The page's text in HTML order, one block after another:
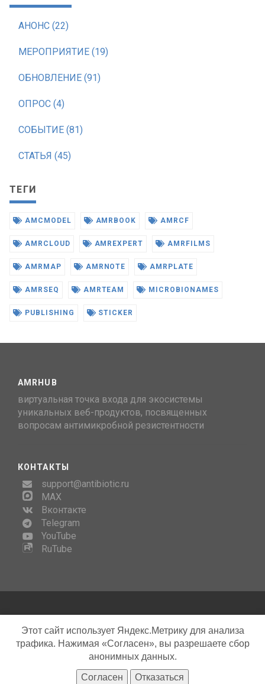
АНОНС (22)
МЕРОПРИЯТИЕ (19)
ОБНОВЛЕНИЕ (91)
ОПРОС (4)
СОБЫТИЕ (81)
СТАТЬЯ (45)
ТЕГИ
AMCMODEL AMRBOOK AMRCF
AMRCLOUD AMREXPERT AMRFILMS
AMRMAP AMRNOTE AMRPLATE
AMRSEQ AMRTEAM MICROBIONAMES
PUBLISHING STICKER
AMRHUB
виртуальная точка входа для экосистемы
уникальных веб-продуктов, посвященных
вопросам антимикробной резистентности
КОНТАКТЫ
support@antibiotic.ru
MAX
Вконтакте
Telegram
YouTube
RuTube
Этот сайт использует Яндекс.Метрику для анализа
трафика. Нажимая «Согласен», вы разрешаете сбор
анонимных данных.
Согласен Отказаться
Copyright © AMRhub, 2026